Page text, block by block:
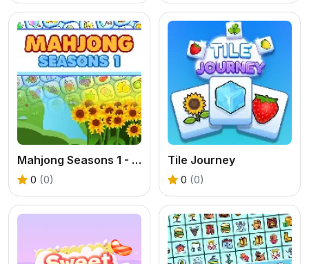
Mahjong Seasons 1 - Spring and Summer
0 (0)
Tile Journey
0 (0)